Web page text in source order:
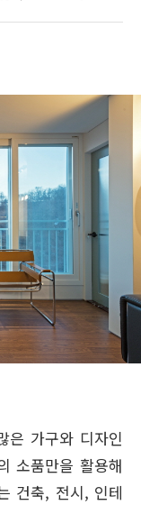
은 가구와 디자인
소품만을 활용해
건축, 전시, 인테